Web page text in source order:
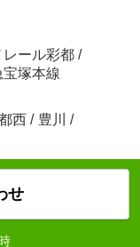
レール彩都 /
宝塚本線
西 / 豊川
/
せ